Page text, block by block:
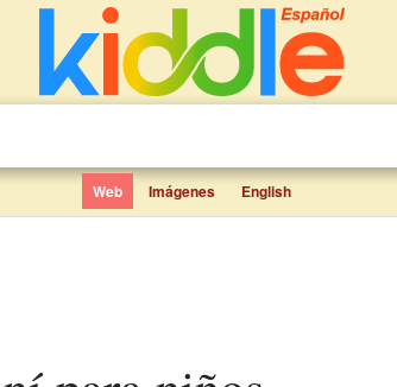
Web Imágenes English